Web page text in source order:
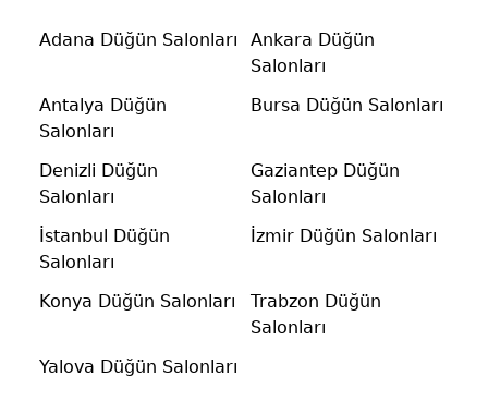
Adana Düğün Salonları
Ankara Düğün
Salonları
Antalya Düğün
Salonları
Bursa Düğün Salonları
Denizli Düğün
Salonları
Gaziantep Düğün
Salonları
İstanbul Düğün
Salonları
İzmir Düğün Salonları
Konya Düğün Salonları
Trabzon Düğün
Salonları
Yalova Düğün Salonları